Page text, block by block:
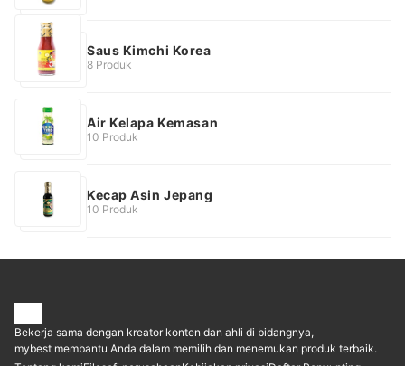
Saus Kimchi Korea
8 Produk
Air Kelapa Kemasan
10 Produk
Kecap Asin Jepang
10 Produk
Bekerja sama dengan kreator konten dan ahli di bidangnya,
mybest membantu Anda dalam memilih dan menemukan produk terbaik.